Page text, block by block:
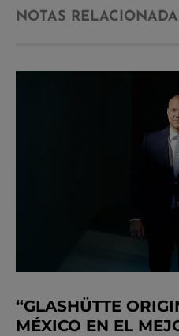
NOTAS
“GLASHÜTTE
MÉXICO EN EL